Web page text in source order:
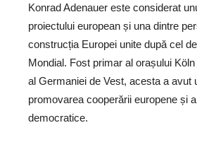
Konrad Adenauer este considerat
proiectului european și una dintre
construcția Europei unite după cel
Mondial. Fost primar al orașului
al Germaniei de Vest, acesta a avut
promovarea cooperării europene și
democratice.